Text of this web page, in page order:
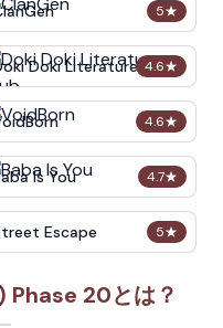
5★
4.6★
Doki Literature Club
4.6★
4.7★
Is You
5★
Escape
Phase 20とは？